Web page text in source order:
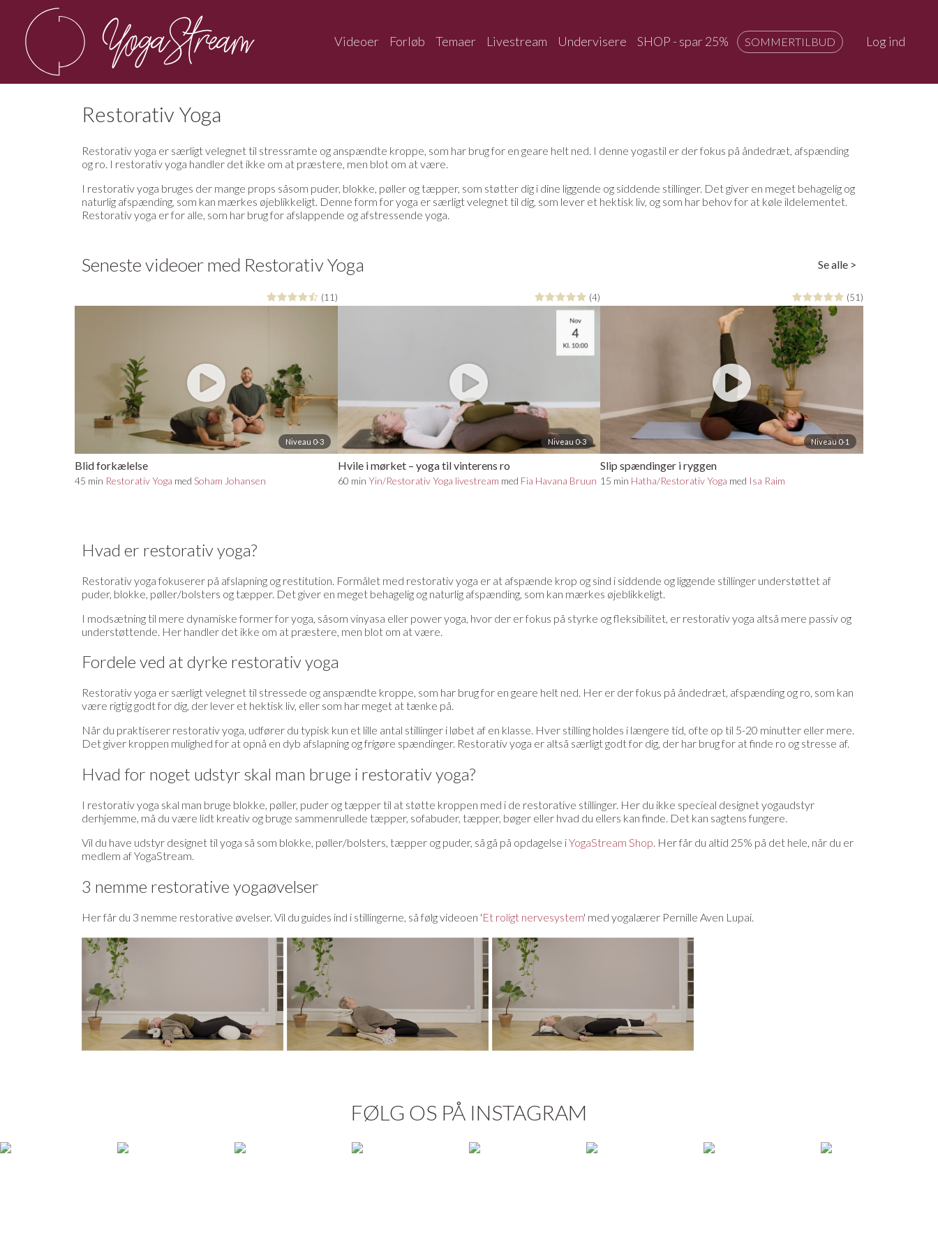
Videoer Forløb Temaer Livestream Undervisere SHOP - spar 25% SOMMERTILBUD Log ind
Restorativ Yoga
Restorativ yoga er særligt velegnet til stressramte og anspændte kroppe, som har brug for en geare helt ned. I denne yogastil er der fokus på åndedræt, afspænding
og ro. I restorativ yoga handler det ikke om at præstere, men blot om at være.
I restorativ yoga bruges der mange props såsom puder, blokke, pøller og tæpper, som støtter dig i dine liggende og siddende stillinger. Det giver en meget behagelig og
naturlig afspænding, som kan mærkes øjeblikkeligt. Denne form for yoga er særligt velegnet til dig, som lever et hektisk liv, og som har behov for at køle ildelementet.
Restorativ yoga er for alle, som har brug for afslappende og afstressende yoga.
Seneste videoer med Restorativ Yoga Se alle >
(11)
Niveau 0-3
Blid forkælelse
45 min Restorativ Yoga med Soham Johansen
(4)
Niveau 0-3
Hvile i mørket – yoga til vinterens ro
60 min Yin/Restorativ Yoga livestream med Fia Havana Bruun
(51)
Niveau 0-1
Slip spændinger i ryggen
15 min Hatha/Restorativ Yoga med Isa Raim
Hvad er restorativ yoga?
Restorativ yoga fokuserer på afslapning og restitution. Formålet med restorativ yoga er at afspænde krop og sind i siddende og liggende stillinger understøttet af
puder, blokke, pøller/bolsters og tæpper. Det giver en meget behagelig og naturlig afspænding, som kan mærkes øjeblikkeligt.
I modsætning til mere dynamiske former for yoga, såsom vinyasa eller power yoga, hvor der er fokus på styrke og fleksibilitet, er restorativ yoga altså mere passiv og
understøttende. Her handler det ikke om at præstere, men blot om at være.
Fordele ved at dyrke restorativ yoga
Restorativ yoga er særligt velegnet til stressede og anspændte kroppe, som har brug for en geare helt ned. Her er der fokus på åndedræt, afspænding og ro, som kan
være rigtig godt for dig, der lever et hektisk liv, eller som har meget at tænke på.
Når du praktiserer restorativ yoga, udfører du typisk kun et lille antal stillinger i løbet af en klasse. Hver stilling holdes i længere tid, ofte op til 5-20 minutter eller mere.
Det giver kroppen mulighed for at opnå en dyb afslapning og frigøre spændinger. Restorativ yoga er altså særligt godt for dig, der har brug for at finde ro og stresse af.
Hvad for noget udstyr skal man bruge i restorativ yoga?
I restorativ yoga skal man bruge blokke, pøller, puder og tæpper til at støtte kroppen med i de restorative stillinger. Her du ikke specieal designet yogaudstyr
derhjemme, må du være lidt kreativ og bruge sammenrullede tæpper, sofabuder, tæpper, bøger eller hvad du ellers kan finde. Det kan sagtens fungere.
Vil du have udstyr designet til yoga så som blokke, pøller/bolsters, tæpper og puder, så gå på opdagelse iYogaStream Shop. Her får du altid 25% på det hele, når du er
medlem af YogaStream.
3 nemme restorative yogaøvelser
Her får du 3 nemme restorative øvelser. Vil du guides ind i stillingerne, så følg videoen 'Et roligt nervesystem' med yogalærer Pernille Aven Lupai.
FØLG OS PÅ INSTAGRAM